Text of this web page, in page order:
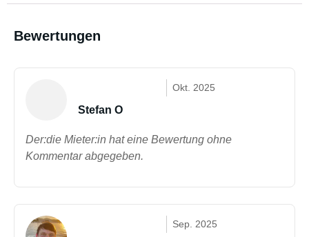
Bewertungen
Okt. 2025
Stefan O
Der:die Mieter:in hat eine Bewertung ohne
Kommentar abgegeben.
Sep. 2025